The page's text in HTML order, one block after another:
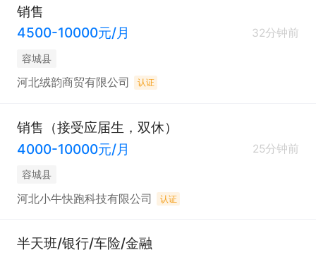
销售
4500-10000元/月
32分钟前
容城县
河北绒韵商贸有限公司 认证
销售（接受应届生，双休）
4000-10000元/月
25分钟前
容城县
河北小牛快跑科技有限公司 认证
半天班/银行/车险/金融